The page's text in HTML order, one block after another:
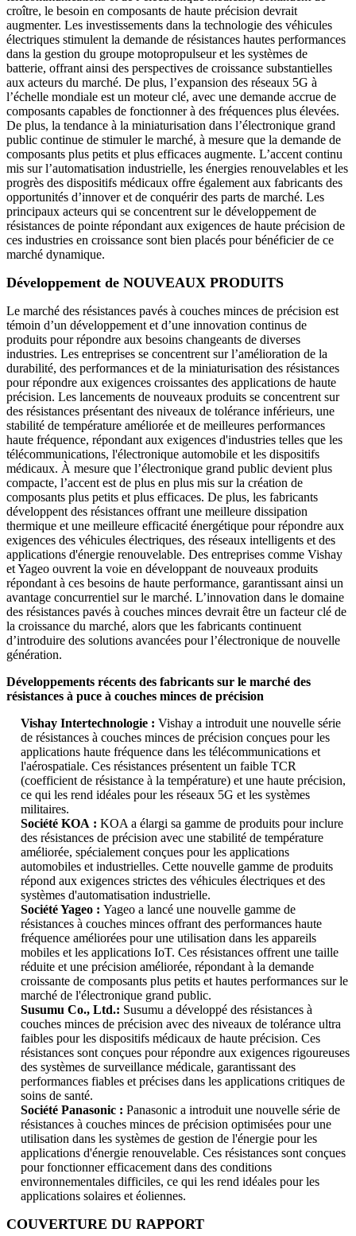
croître, le besoin en composants de haute précision devrait
augmenter. Les investissements dans la technologie des véhicules
électriques stimulent la demande de résistances hautes performances
dans la gestion du groupe motopropulseur et les systèmes de
batterie, offrant ainsi des perspectives de croissance substantielles
aux acteurs du marché. De plus, l’expansion des réseaux 5G à
l’échelle mondiale est un moteur clé, avec une demande accrue de
composants capables de fonctionner à des fréquences plus élevées.
De plus, la tendance à la miniaturisation dans l’électronique grand
public continue de stimuler le marché, à mesure que la demande de
composants plus petits et plus efficaces augmente. L’accent continu
mis sur l’automatisation industrielle, les énergies renouvelables et les
progrès des dispositifs médicaux offre également aux fabricants des
opportunités d’innover et de conquérir des parts de marché. Les
principaux acteurs qui se concentrent sur le développement de
résistances de pointe répondant aux exigences de haute précision de
ces industries en croissance sont bien placés pour bénéficier de ce
marché dynamique.
Développement de NOUVEAUX PRODUITS
Le marché des résistances pavés à couches minces de précision est
témoin d’un développement et d’une innovation continus de
produits pour répondre aux besoins changeants de diverses
industries. Les entreprises se concentrent sur l’amélioration de la
durabilité, des performances et de la miniaturisation des résistances
pour répondre aux exigences croissantes des applications de haute
précision. Les lancements de nouveaux produits se concentrent sur
des résistances présentant des niveaux de tolérance inférieurs, une
stabilité de température améliorée et de meilleures performances
haute fréquence, répondant aux exigences d'industries telles que les
télécommunications, l'électronique automobile et les dispositifs
médicaux. À mesure que l’électronique grand public devient plus
compacte, l’accent est de plus en plus mis sur la création de
composants plus petits et plus efficaces. De plus, les fabricants
développent des résistances offrant une meilleure dissipation
thermique et une meilleure efficacité énergétique pour répondre aux
exigences des véhicules électriques, des réseaux intelligents et des
applications d'énergie renouvelable. Des entreprises comme Vishay
et Yageo ouvrent la voie en développant de nouveaux produits
répondant à ces besoins de haute performance, garantissant ainsi un
avantage concurrentiel sur le marché. L’innovation dans le domaine
des résistances pavés à couches minces devrait être un facteur clé de
la croissance du marché, alors que les fabricants continuent
d’introduire des solutions avancées pour l’électronique de nouvelle
génération.
Développements récents des fabricants sur le marché des
résistances à puce à couches minces de précision
Vishay Intertechnologie : Vishay a introduit une nouvelle série
de résistances à couches minces de précision conçues pour les
applications haute fréquence dans les télécommunications et
l'aérospatiale. Ces résistances présentent un faible TCR
(coefficient de résistance à la température) et une haute précision,
ce qui les rend idéales pour les réseaux 5G et les systèmes
militaires.
Société KOA : KOA a élargi sa gamme de produits pour inclure
des résistances de précision avec une stabilité de température
améliorée, spécialement conçues pour les applications
automobiles et industrielles. Cette nouvelle gamme de produits
répond aux exigences strictes des véhicules électriques et des
systèmes d'automatisation industrielle.
Société Yageo : Yageo a lancé une nouvelle gamme de
résistances à couches minces offrant des performances haute
fréquence améliorées pour une utilisation dans les appareils
mobiles et les applications IoT. Ces résistances offrent une taille
réduite et une précision améliorée, répondant à la demande
croissante de composants plus petits et hautes performances sur le
marché de l'électronique grand public.
Susumu Co., Ltd.: Susumu a développé des résistances à
couches minces de précision avec des niveaux de tolérance ultra
faibles pour les dispositifs médicaux de haute précision. Ces
résistances sont conçues pour répondre aux exigences rigoureuses
des systèmes de surveillance médicale, garantissant des
performances fiables et précises dans les applications critiques de
soins de santé.
Société Panasonic : Panasonic a introduit une nouvelle série de
résistances à couches minces de précision optimisées pour une
utilisation dans les systèmes de gestion de l'énergie pour les
applications d'énergie renouvelable. Ces résistances sont conçues
pour fonctionner efficacement dans des conditions
environnementales difficiles, ce qui les rend idéales pour les
applications solaires et éoliennes.
COUVERTURE DU RAPPORT